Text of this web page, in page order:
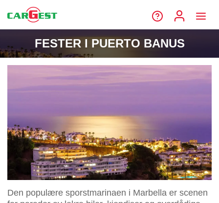
FESTER I PUERTO BANUS
Den populære sporstmarinaen i Marbella er scenen